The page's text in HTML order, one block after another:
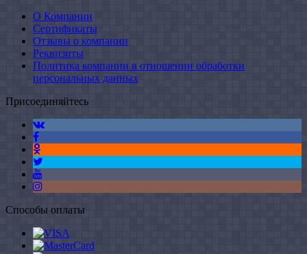
О Компании
Сертификаты
Отзывы о компании
Реквизиты
Политика компании в отношении обработки
персональных данных
Присоединяйтесь
Способы оплаты